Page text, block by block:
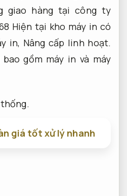
giao hàng tại công ty
Hiện tại kho máy in có
in, Nâng cấp linh hoạt.
gồm máy in và máy
giá tốt xử lý nhanh